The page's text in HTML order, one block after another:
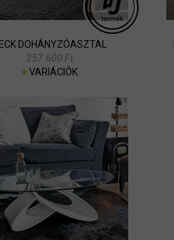
DOHÁNYZÓASZTAL
257.600 Ft
+VARIÁCIÓK